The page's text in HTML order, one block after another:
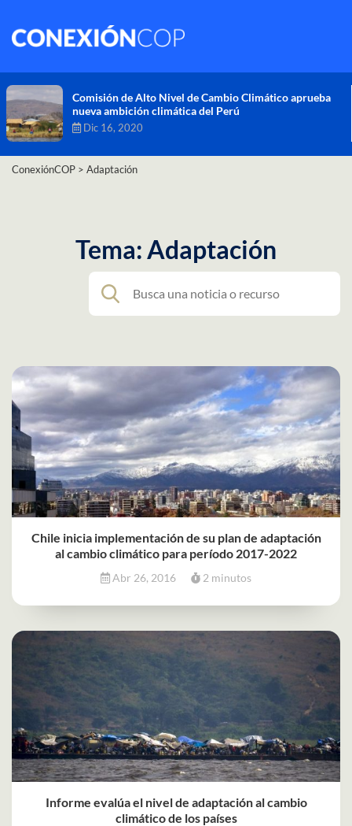
Comisión de Alto Nivel de Cambio Climático aprueba
nueva ambición climática del Perú
Dic 16, 2020
ConexiónCOP > Adaptación
Tema: Adaptación
Chile inicia implementación de su plan de adaptación
al cambio climático para período 2017-2022
Abr 26, 2016 2 minutos
Informe evalúa el nivel de adaptación al cambio
climático de los países